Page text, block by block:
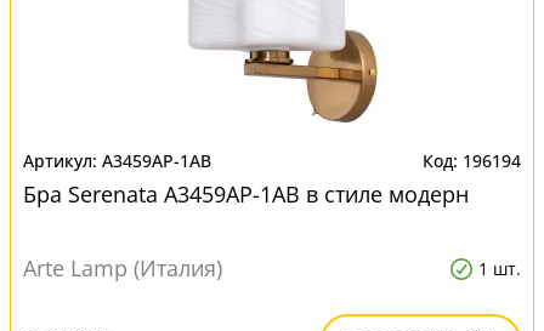
A3459AP-1AB 196194
Бра Serenata A3459AP-1AB в стиле модерн
Arte Lamp (Италия) 1 шт.